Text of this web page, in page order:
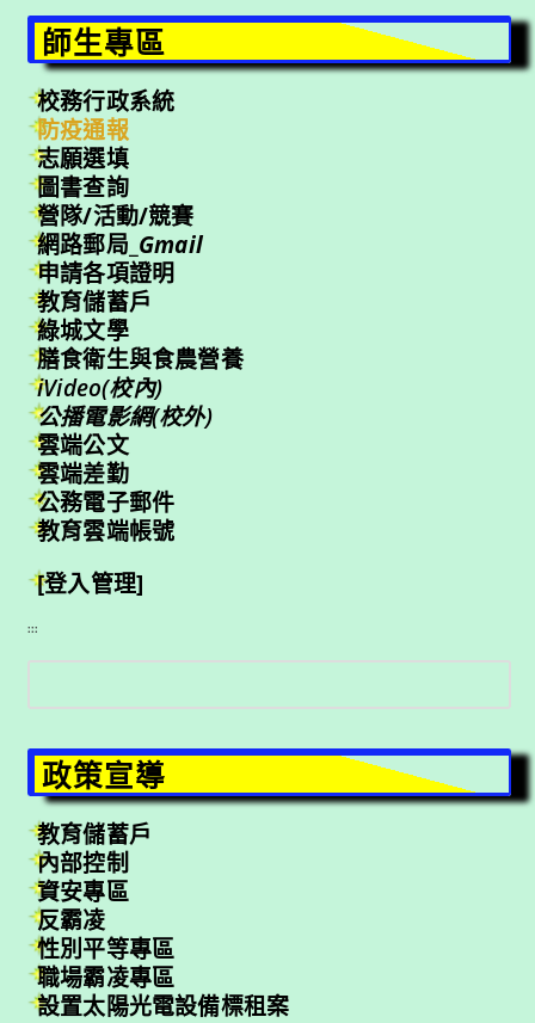
師生專區
校務行政系統
防疫通報
志願選填
圖書查詢
營隊/活動/競賽
網路郵局_ Gmail
申請各項證明
教育儲蓄戶
綠城文學
膳食衛生與食農營養
iVideo(校內)
公播電影網(校外)
雲端公文
雲端差勤
公務電子郵件
教育雲端帳號
[登入管理]
:::
搜
尋
政策宣導
教育儲蓄戶
內部控制
資安專區
反霸凌
性別平等專區
職場霸凌專區
設置太陽光電設備標租案